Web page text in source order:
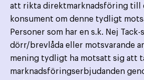
att rikta direktmarknadsföring till
konsument om denne tydligt
Personer som har en s.k. Nej
dörr/brevlåda eller motsvarande
mening tydligt ha motsatt sig att
marknadsföringserbjudanden